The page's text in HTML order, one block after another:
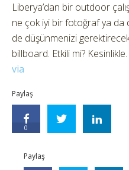
Liberya’dan bir outdoor
ne çok iyi bir fotoğraf ya da
de düşünmenizi
billboard. Etkili mi? Kesinlikle.
via
Paylaş
0
Paylaş